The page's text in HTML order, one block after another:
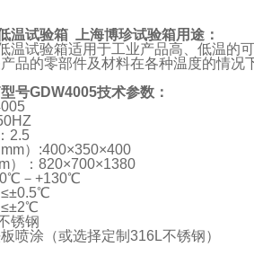
温试验箱
上海博珍试验箱用途：
温试验箱适用于工业产品高、低温的
品的零部件及材料在各种温度的情况
号GDW4005技术参数：
2.5
）:400×350×400
）：820×700×1380
－+130℃
≤±0.5℃
≤±2℃
锈钢
喷涂（或选择定制316L不锈钢）